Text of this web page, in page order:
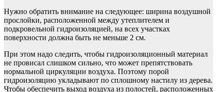
Нужно обратить внимание на следующее: ширина воздушной
прослойки, расположенной между утеплителем и
подкровельной гидроизоляцией, на всех участках
поверхности должна быть не меньше 2 см.
При этом надо следить, чтобы гидроизоляционный материал
не провисал слишком сильно, что может препятствовать
нормальной циркуляции воздуха. Поэтому порой
гидроизоляцию укладывают по сплошному настилу из дерева.
Чтобы обеспечить выход воздуха из полостей, расположенных